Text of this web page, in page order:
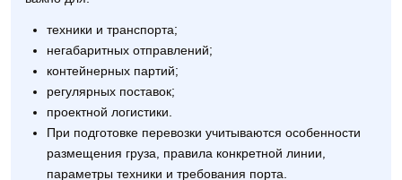
техники и транспорта;
негабаритных отправлений;
контейнерных партий;
регулярных поставок;
проектной логистики.
При подготовке перевозки учитываются особенности
размещения груза, правила конкретной линии,
параметры техники и требования порта.